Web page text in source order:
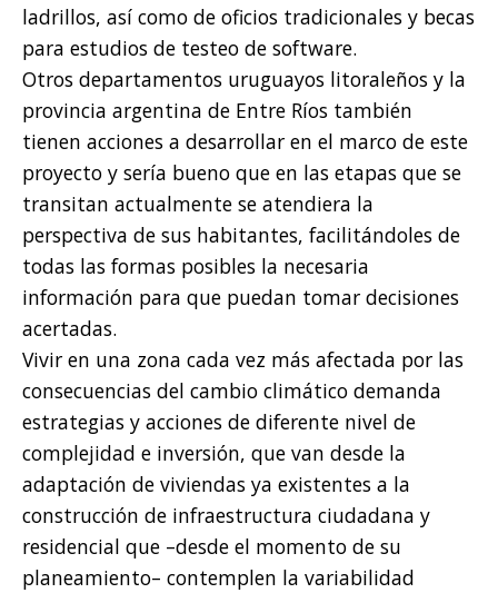
ladrillos, así como de oficios tradicionales y becas
para estudios de testeo de software.
Otros departamentos uruguayos litoraleños y la
provincia argentina de Entre Ríos también
tienen acciones a desarrollar en el marco de este
proyecto y sería bueno que en las etapas que se
transitan actualmente se atendiera la
perspectiva de sus habitantes, facilitándoles de
todas las formas posibles la necesaria
información para que puedan tomar decisiones
acertadas.
Vivir en una zona cada vez más afectada por las
consecuencias del cambio climático demanda
estrategias y acciones de diferente nivel de
complejidad e inversión, que van desde la
adaptación de viviendas ya existentes a la
construcción de infraestructura ciudadana y
residencial que –desde el momento de su
planeamiento– contemplen la variabilidad